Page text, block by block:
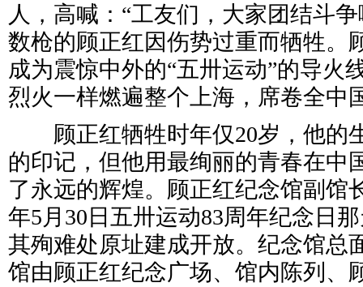
人，高喊：“工友们，大家团结斗
数枪的顾正红因伤势过重而牺牲。
成为震惊中外的“五卅运动”的导火
烈火一样燃遍整个上海，席卷全中
顾正红牺牲时年仅20岁，他的
的印记，但他用最绚丽的青春在中
了永远的辉煌。顾正红纪念馆副馆
年5月30日五卅运动83周年纪念日
其殉难处原址建成开放。纪念馆总
馆由顾正红纪念广场、馆内陈列、